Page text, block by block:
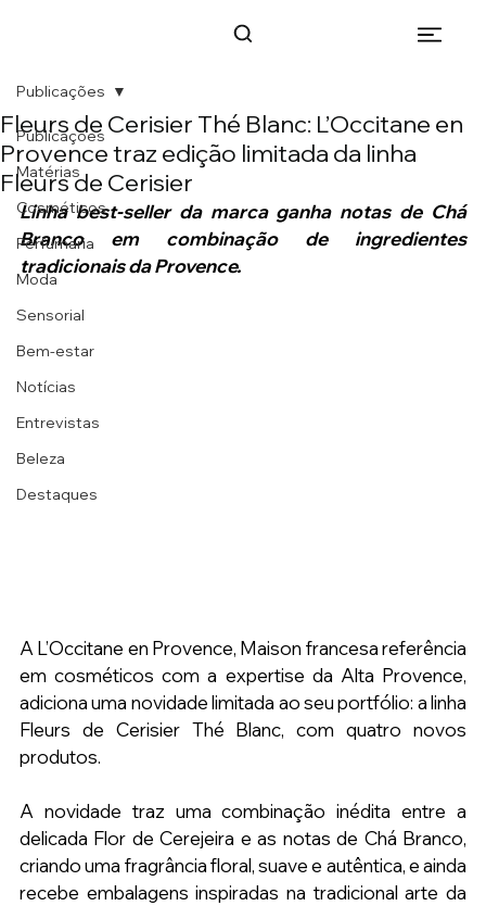
Publicações
Matérias
Cosméticos
Perfumaria
Moda
Sensorial
Bem-estar
Notícias
Entrevistas
Beleza
Destaques
Publicações
Fleurs de Cerisier Thé Blanc: L’Occitane en
Provence traz edição limitada da linha
Fleurs de Cerisier
Linha best-seller da marca ganha notas de Chá
Branco em combinação de ingredientes
tradicionais da Provence.
A L’Occitane en Provence, Maison francesa referência
em cosméticos com a expertise da Alta Provence,
adiciona uma novidade limitada ao seu portfólio: a linha
Fleurs de Cerisier Thé Blanc, com quatro novos
produtos.
A novidade traz uma combinação inédita entre a
delicada Flor de Cerejeira e as notas de Chá Branco,
criando uma fragrância floral, suave e autêntica, e ainda
recebe embalagens inspiradas na tradicional arte da